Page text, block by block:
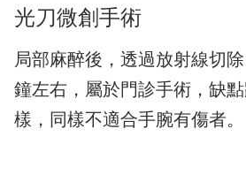
光刀微創手術
局部麻醉後，透過放射線切
鐘左右，屬於門診手術，缺
樣，同樣不適合手腕有傷者。